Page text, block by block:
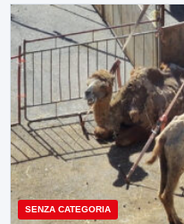
SENZA CATEGORIA